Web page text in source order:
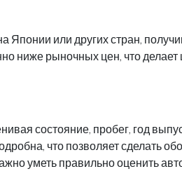
Японии или других стран,
ниже рыночных цен, что делает
состояние, пробег, год
что позволяет сделать
уметь правильно оценить